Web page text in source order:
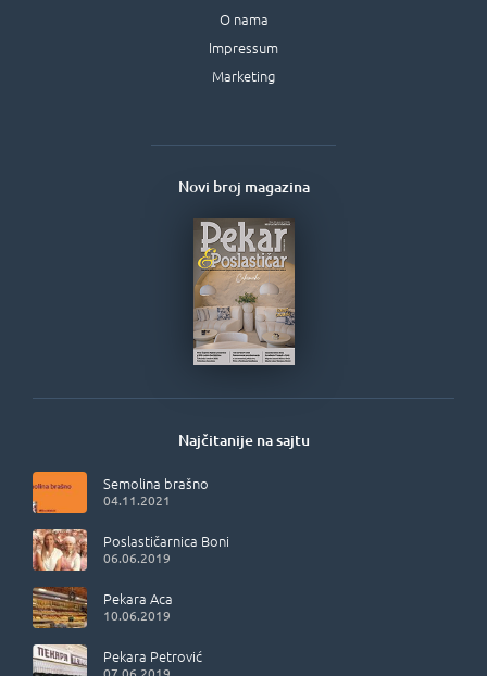
O nama
Impressum
Marketing
Najčitanije na sajtu
Semolina brašno
04.11.2021
Poslastičarnica Boni
06.06.2019
Pekara Aca
10.06.2019
Pekara Petrović
Novi broj magazina